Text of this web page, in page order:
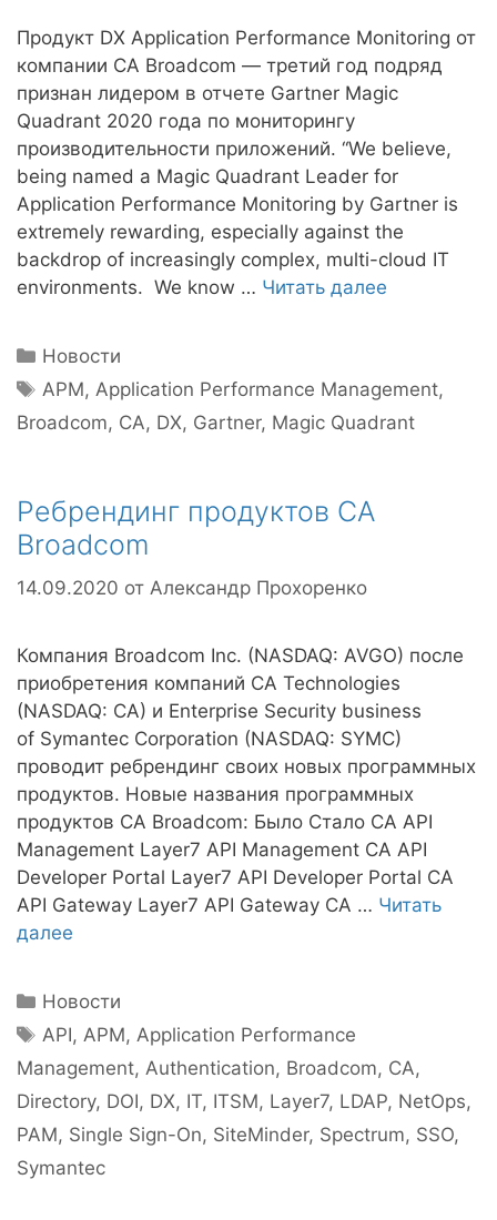
Продукт DX Application Performance Monitoring от
компании CA Broadcom — третий год подряд
признан лидером в отчете Gartner Magic
Quadrant 2020 года по мониторингу
производительности приложений. “We believe,
being named a Magic Quadrant Leader for
Application Performance Monitoring by Gartner is
extremely rewarding, especially against the
backdrop of increasingly complex, multi-cloud IT
environments. We know … Читать далее
Рубрики
Новости
Метки
APM,Application Performance Management,
Broadcom, CA, DX, Gartner, Magic Quadrant
Ребрендинг продуктов CA
Broadcom
14.09.2020 от Александр Прохоренко
Компания Broadcom Inc. (NASDAQ: AVGO) после
приобретения компаний CA Technologies
(NASDAQ: CA) и Enterprise Security business
of Symantec Corporation (NASDAQ: SYMC)
проводит ребрендинг своих новых программных
продуктов. Новые названия программных
продуктов CA Broadcom: Было Стало CA API
Management Layer7 API Management CA API
Developer Portal Layer7 API Developer Portal CA
API Gateway Layer7 API Gateway CA … Читать
далее
Рубрики
Новости
Метки
API, APM, Application Performance
Management, Authentication, Broadcom, CA,
Directory, DOI, DX, IT, ITSM, Layer7, LDAP, NetOps,
PAM, Single Sign-On, SiteMinder, Spectrum, SSO,
Symantec